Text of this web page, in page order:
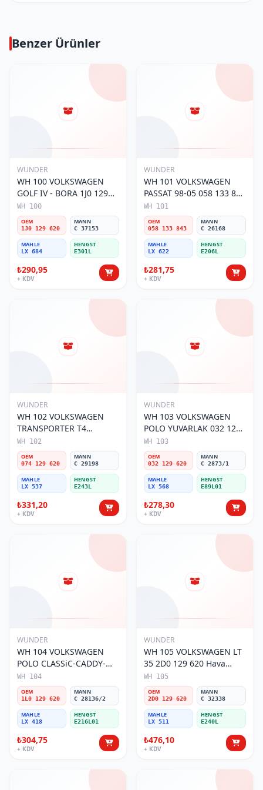
Benzer Ürünler
WUNDER
WH 100 VOLKSWAGEN
GOLF IV - BORA 1J0 129
620 Hava Filtresi
WH 100
OEM
1J0 129 620
MANN
C 37153
MAHLE
LX 684
HENGST
E301L
₺290,95
+ KDV
WUNDER
WH 101 VOLKSWAGEN
PASSAT 98-05 058 133 843
Hava Filtresi
WH 101
OEM
058 133 843
MANN
C 26168
MAHLE
LX 622
HENGST
E206L
₺281,75
+ KDV
WUNDER
WH 102 VOLKSWAGEN
TRANSPORTER T4
(SÜNGERSiZ) 074 129 620
Hava Filtresi
WH 102
OEM
074 129 620
MANN
C 29198
MAHLE
LX 537
HENGST
E243L
₺331,20
+ KDV
WUNDER
WH 103 VOLKSWAGEN
POLO YUVARLAK 032 129
620 Hava Filtresi
WH 103
OEM
032 129 620
MANN
C 2873/1
MAHLE
LX 568
HENGST
E89L01
₺278,30
+ KDV
WUNDER
WH 104 VOLKSWAGEN
POLO CLASSiC-CADDY-
SEAT iBiZA 1L0 129 620
Hava Filtresi
WH 104
OEM
1L0 129 620
MANN
C 28136/2
MAHLE
LX 418
HENGST
E216L01
₺304,75
+ KDV
WUNDER
WH 105 VOLKSWAGEN LT
35 2D0 129 620 Hava
Filtresi
WH 105
OEM
2D0 129 620
MANN
C 32338
MAHLE
LX 511
HENGST
E240L
₺476,10
+ KDV